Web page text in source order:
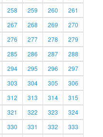
258 259 260
261
267 268 269
270
276 277 278
279
285 286 287
288
294 295 296
297
303 304 305
306
312 313 314
315
321 322 323
324
330 331 332 333